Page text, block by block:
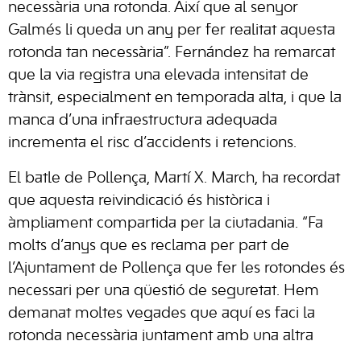
necessària una rotonda. Així que al senyor
Galmés li queda un any per fer realitat aquesta
rotonda tan necessària”. Fernández ha remarcat
que la via registra una elevada intensitat de
trànsit, especialment en temporada alta, i que la
manca d’una infraestructura adequada
incrementa el risc d’accidents i retencions.
El batle de Pollença, Martí X. March, ha recordat
que aquesta reivindicació és històrica i
àmpliament compartida per la ciutadania. “Fa
molts d’anys que es reclama per part de
l’Ajuntament de Pollença que fer les rotondes és
necessari per una qüestió de seguretat. Hem
demanat moltes vegades que aquí es faci la
rotonda necessària juntament amb una altra